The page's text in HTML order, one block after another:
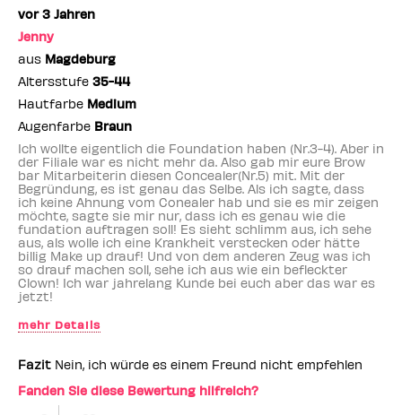
vor 3 Jahren
Jenny
aus Magdeburg
Altersstufe 35-44
Hautfarbe Medium
Augenfarbe Braun
Ich wollte eigentlich die Foundation haben (Nr.3-4). Aber in
der Filiale war es nicht mehr da. Also gab mir eure Brow
bar Mitarbeiterin diesen Concealer(Nr.5) mit. Mit der
Begründung, es ist genau das Selbe. Als ich sagte, dass
ich keine Ahnung vom Conealer hab und sie es mir zeigen
möchte, sagte sie mir nur, dass ich es genau wie die
fundation auftragen soll! Es sieht schlimm aus, ich sehe
aus, als wolle ich eine Krankheit verstecken oder hätte
billig Make up drauf! Und von dem anderen Zeug was ich
so drauf machen soll, sehe ich aus wie ein befleckter
Clown! Ich war jahrelang Kunde bei euch aber das war es
jetzt!
mehr Details
Fazit Nein, ich würde es einem Freund nicht empfehlen
Fanden Sie diese Bewertung hilfreich?